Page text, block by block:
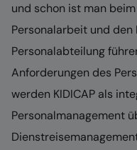
und schon ist man
Personalarbeit und den
Personalabteilung
Anforderungen des
werden KIDICAP als
Personalmanagement